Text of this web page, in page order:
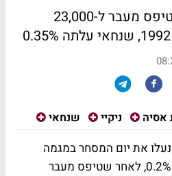
למרות הירידה, הניקיי טיפס מעבר ל-23,000
אסיה ניקיי שנחאי
את יום המסחר במגמה
מעורבת, כאשר הניקיי ירד 0.2%, לאחר שטיפס מעבר